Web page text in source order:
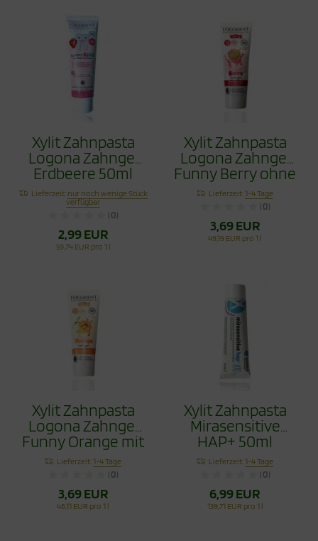
Xylit Zahnpasta
Logona Zahngel
Erdbeere 50ml
Lieferzeit: nur noch wenige Stück
verfügbar
(0)
2,99 EUR
59,74 EUR pro 1 l
Xylit Zahnpasta
Logona Zahngel
Funny Berry ohne
Fluorid 75ml
Lieferzeit:1-4 Tage
(0)
3,69 EUR
49,19 EUR pro 1 l
Xylit Zahnpasta
Logona Zahngel
Funny Orange mit
Hydroxyapapitit
75ml
Lieferzeit:1-4 Tage
(0)
3,69 EUR
46,11 EUR pro 1 l
Xylit Zahnpasta
Mirasensitive
HAP+ 50ml
Lieferzeit:1-4 Tage
(0)
6,99 EUR
139,71 EUR pro 1 l